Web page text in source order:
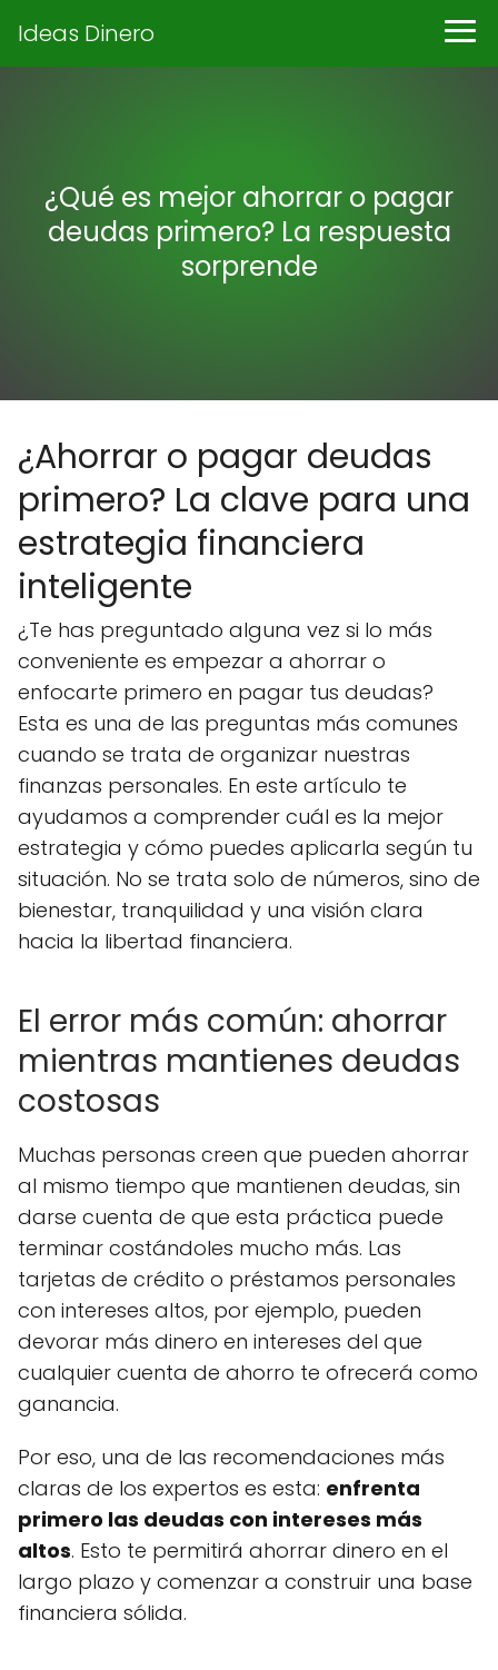
Ideas Dinero
¿Qué es mejor ahorrar o pagar
deudas primero? La respuesta
sorprende
¿Ahorrar o pagar deudas
primero? La clave para una
estrategia financiera
inteligente
¿Te has preguntado alguna vez si lo más
conveniente es empezar a ahorrar o
enfocarte primero en pagar tus deudas?
Esta es una de las preguntas más comunes
cuando se trata de organizar nuestras
finanzas personales. En este artículo te
ayudamos a comprender cuál es la mejor
estrategia y cómo puedes aplicarla según tu
situación. No se trata solo de números, sino de
bienestar, tranquilidad y una visión clara
hacia la libertad financiera.
El error más común: ahorrar
mientras mantienes deudas
costosas
Muchas personas creen que pueden ahorrar
al mismo tiempo que mantienen deudas, sin
darse cuenta de que esta práctica puede
terminar costándoles mucho más. Las
tarjetas de crédito o préstamos personales
con intereses altos, por ejemplo, pueden
devorar más dinero en intereses del que
cualquier cuenta de ahorro te ofrecerá como
ganancia.
Por eso, una de las recomendaciones más
claras de los expertos es esta: enfrenta
primero las deudas con intereses más
altos. Esto te permitirá ahorrar dinero en el
largo plazo y comenzar a construir una base
financiera sólida.